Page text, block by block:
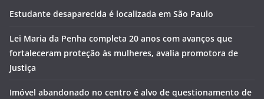
Estudante desaparecida é localizada em São Paulo
Lei Maria da Penha completa 20 anos com avanços que
fortaleceram proteção às mulheres, avalia promotora de
Justiça
Imóvel abandonado no centro é alvo de questionamento de